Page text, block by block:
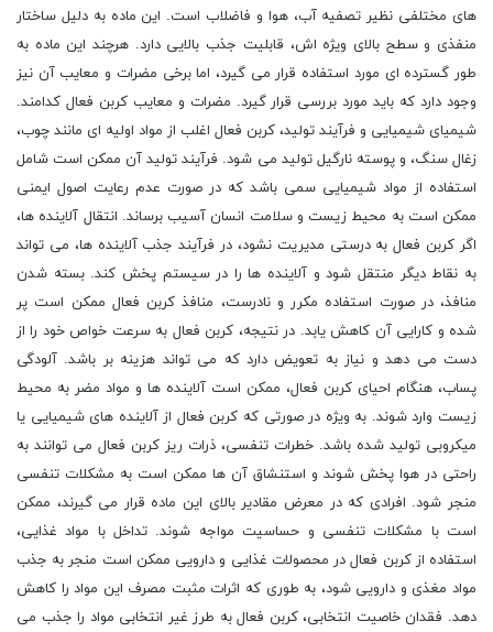
های مختلفی نظیر تصفیه آب، هوا و فاضلاب است. این ماده به دلیل ساختار
منفذی و سطح بالای ویژه اش، قابلیت جذب بالایی دارد. هرچند این ماده به
طور گسترده ای مورد استفاده قرار می گیرد، اما برخی مضرات و معایب آن نیز
وجود دارد که باید مورد بررسی قرار گیرد. مضرات و معایب کربن فعال کدامند.
شیمیای شیمیایی و فرآیند تولید، کربن فعال اغلب از مواد اولیه ای مانند چوب،
زغال سنگ، و پوسته نارگیل تولید می شود. فرآیند تولید آن ممکن است شامل
استفاده از مواد شیمیایی سمی باشد که در صورت عدم رعایت اصول ایمنی
ممکن است به محیط زیست و سلامت انسان آسیب برساند. انتقال آلاینده ها،
اگر کربن فعال به درستی مدیریت نشود، در فرآیند جذب آلاینده ها، می تواند
به نقاط دیگر منتقل شود و آلاینده ها را در سیستم پخش کند. بسته شدن
منافذ، در صورت استفاده مکرر و نادرست، منافذ کربن فعال ممکن است پر
شده و کارایی آن کاهش یابد. در نتیجه، کربن فعال به سرعت خواص خود را از
دست می دهد و نیاز به تعویض دارد که می تواند هزینه بر باشد. آلودگی
پساب، هنگام احیای کربن فعال، ممکن است آلاینده ها و مواد مضر به محیط
زیست وارد شوند. به ویژه در صورتی که کربن فعال از آلاینده های شیمیایی یا
میکروبی تولید شده باشد. خطرات تنفسی، ذرات ریز کربن فعال می توانند به
راحتی در هوا پخش شوند و استنشاق آن ها ممکن است به مشکلات تنفسی
منجر شود. افرادی که در معرض مقادیر بالای این ماده قرار می گیرند، ممکن
است با مشکلات تنفسی و حساسیت مواجه شوند. تداخل با مواد غذایی،
استفاده از کربن فعال در محصولات غذایی و دارویی ممکن است منجر به جذب
مواد مغذی و دارویی شود، به طوری که اثرات مثبت مصرف این مواد را کاهش
دهد. فقدان خاصیت انتخابی، کربن فعال به طرز غیر انتخابی مواد را جذب می